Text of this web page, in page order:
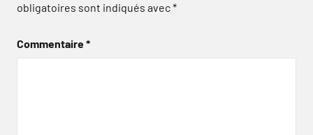
obligatoires sont indiqués avec*
Commentaire*